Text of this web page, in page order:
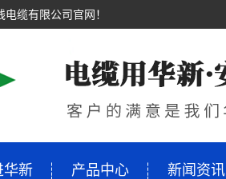
缆有限公司官网！
华新 产品中心 新闻资讯